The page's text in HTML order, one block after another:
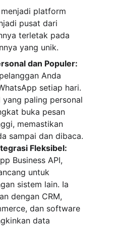
platform
pusat dari
terletak pada
yang unik.
dan Populer:
Anda
setiap hari.
yang paling personal
buka pesan
memastikan
sampai dan dibaca.
Fleksibel:
Business API,
untuk
sistem lain. Ia
dengan CRM,
dan software
data